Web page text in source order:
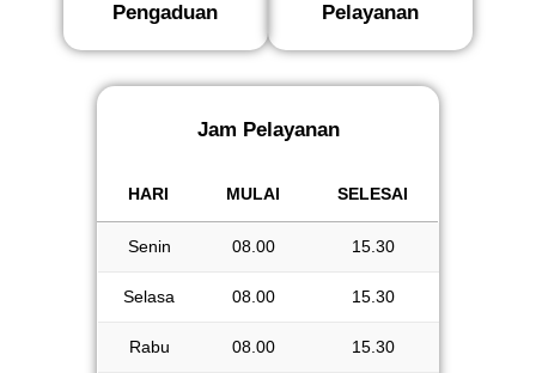
Pengaduan
Pelayanan
Jam Pelayanan
HARI MULAI SELESAI
HARI MULAI SELESAI
Senin 08.00 15.30
Selasa 08.00 15.30
Rabu 08.00 15.30